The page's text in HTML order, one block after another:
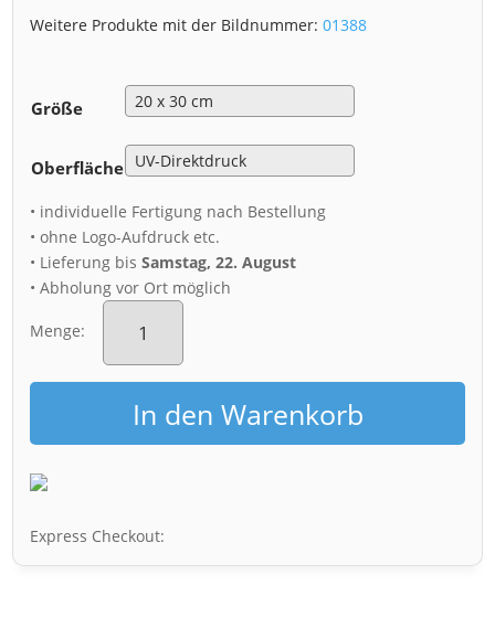
Weitere Produkte mit der Bildnummer:01388
Größe
Oberfläche
• individuelle Fertigung nach Bestellung
• ohne Logo-Aufdruck etc.
• Lieferung bisSamstag, 22. August
• Abholung vor Ort möglich
Menge:
Alu-
Dibond
Superzelle
über
Dresden
MengeIn den Warenkorb
Express Checkout: